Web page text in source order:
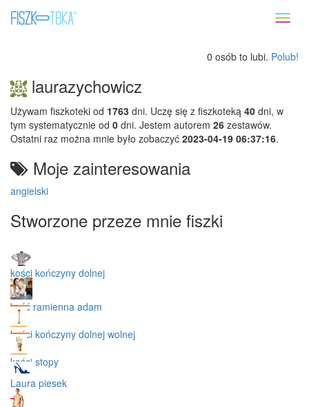
0 osób to lubi. Polub!
laurazychowicz
Używam fiszkoteki od 1763 dni. Uczę się z fiszkoteką 40 dni, w
tym systematycznie od 0 dni. Jestem autorem 26 zestawów.
Ostatni raz można mnie było zobaczyć 2023-04-19 06:37:16.
Moje zainteresowania
angielski
Stworzone przeze mnie fiszki
kości kończyny dolnej
kość ramienna adam
kości kończyny dolnej wolnej
kości stopy
Laura piesek